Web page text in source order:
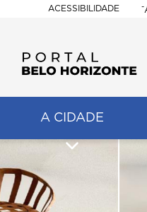
ACESSIBILIDADE
BELO
-
A CIDADE